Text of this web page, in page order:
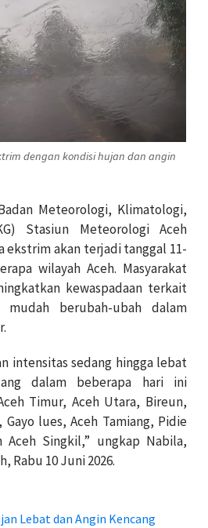
dengan kondisi hujan dan angin
Meteorologi, Klimatologi,
Stasiun Meteorologi Aceh
ekstrim akan terjadi tanggal 11-
wilayah Aceh. Masyarakat
kewaspadaan terkait
mudah berubah-ubah dalam
intensitas sedang hingga lebat
dalam beberapa hari ini
Timur, Aceh Utara, Bireun,
Gayo lues, Aceh Tamiang, Pidie
Aceh Singkil,” ungkap Nabila,
Rabu 10 Juni 2026.
Lebat dan Angin Kencang